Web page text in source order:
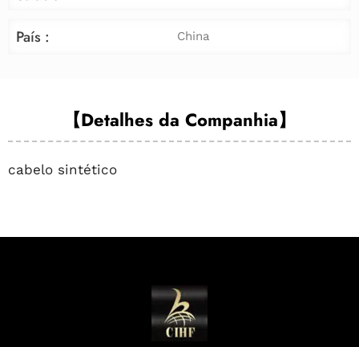
País :
China
【Detalhes da Companhia】
cabelo sintético